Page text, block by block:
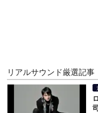
リアルサウンド厳選記事